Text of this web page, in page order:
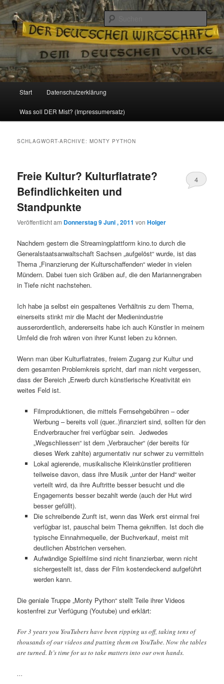
Reizzentrum
Politik, Wirtschaft, Soziales und Gesellschaft
Zum
Inhalt
Zum
sekundären
Start Datenschutzerklärung
Was soll DER Mist? (Impressumersatz)
SCHLAGWORT-ARCHIVE:MONTY PYTHON
Freie Kultur? Kulturflatrate?
Befindlichkeiten und
Standpunkte
Veröffentlicht am Donnerstag 9 Juni , 2011 vonHolger
4
Nachdem gestern die Streamingplattform kino.to durch die
Generalstaatsanwaltschaft Sachsen „aufgelöst“ wurde, ist das
Thema „Finanzierung der Kulturschaffenden“ wieder in vielen
Mündern. Dabei tuen sich Gräben auf, die den Mariannengraben
in Tiefe nicht nachstehen.
Ich habe ja selbst ein gespaltenes Verhältnis zu dem Thema,
einerseits stinkt mir die Macht der Medienindustrie
ausserordentlich, andererseits habe ich auch Künstler in meinem
Umfeld die froh wären von ihrer Kunst leben zu können.
Wenn man über Kulturflatrates, freiem Zugang zur Kultur und
dem gesamten Problemkreis spricht, darf man nicht vergessen,
dass der Bereich „Erwerb durch künstlerische Kreativität ein
weites Feld ist.
Filmproduktionen, die mittels Fernsehgebühren – oder
Werbung – bereits voll (quer..)finanziert sind, sollten für den
Endverbraucher frei verfügbar sein. Jedwedes
„Wegschliessen“ ist dem „Verbraucher“ (der bereits für
dieses Werk zahlte) argumentativ nur schwer zu vermitteln
Lokal agierende, musikalische Kleinkünstler profitieren
teilweise davon, dass ihre Musik „unter der Hand“ weiter
verteilt wird, da ihre Auftritte besser besucht und die
Engagements besser bezahlt werde (auch der Hut wird
besser gefüllt).
Die schreibende Zunft ist, wenn das Werk erst einmal frei
verfügbar ist, pauschal beim Thema gekniffen. Ist doch die
typische Einnahmequelle, der Buchverkauf, meist mit
deutlichen Abstrichen versehen.
Aufwändige Spielfilme sind nicht finanzierbar, wenn nicht
sichergestellt ist, dass der Film kostendeckend aufgeführt
werden kann.
Die geniale Truppe „Monty Python“ stellt Teile ihrer Videos
kostenfrei zur Verfügung (Youtube) und erklärt:
For 3 years you YouTubers have been ripping us off, taking tens of
thousands of our videos and putting them on YouTube. Now the tables
are turned. It’s time for us to take matters into our own hands.
…